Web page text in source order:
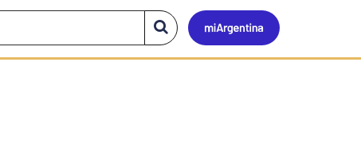
Mi
Buscar
en
el